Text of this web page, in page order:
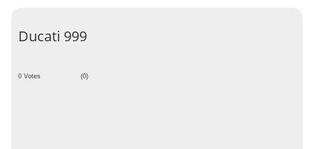
Ducati 999
0 Votes (0)